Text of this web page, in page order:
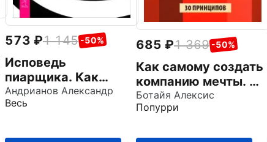
573 1 145 -50%
Исповедь
пиарщика. Как
заставить людей
поверить во что
Андрианов Александр
Весь
685 1 369 -50%
Как самому создать
компанию мечты. 30
принципов
предпринимателя
Ботайя Алексис
Попурри